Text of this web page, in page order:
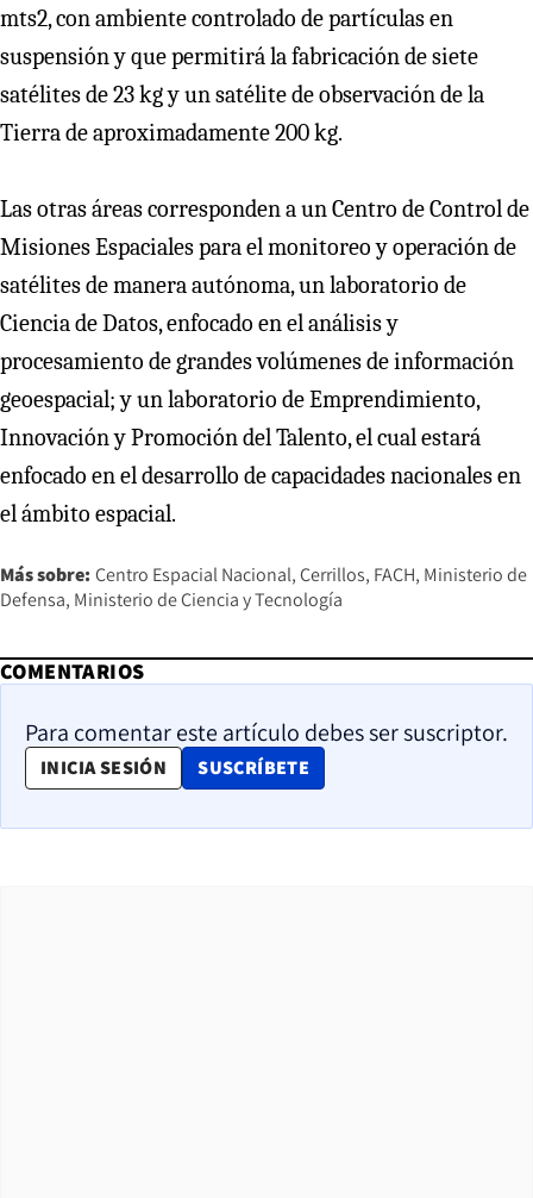
mts2, con ambiente controlado de partículas en
suspensión y que permitirá la fabricación de siete
satélites de 23 kg y un satélite de observación de la
Tierra de aproximadamente 200 kg.
Las otras áreas corresponden a un Centro de Control de
Misiones Espaciales para el monitoreo y operación de
satélites de manera autónoma, un laboratorio de
Ciencia de Datos, enfocado en el análisis y
procesamiento de grandes volúmenes de información
geoespacial; y un laboratorio de Emprendimiento,
Innovación y Promoción del Talento, el cual estará
enfocado en el desarrollo de capacidades nacionales en
el ámbito espacial.
Más sobre: Centro Espacial Nacional Cerrillos FACH Ministerio de
Defensa Ministerio de Ciencia y Tecnología
COMENTARIOS
Para comentar este artículo debes ser suscriptor.
INICIA SESIÓN SUSCRÍBETE
OPENS IN NEW WINDOW